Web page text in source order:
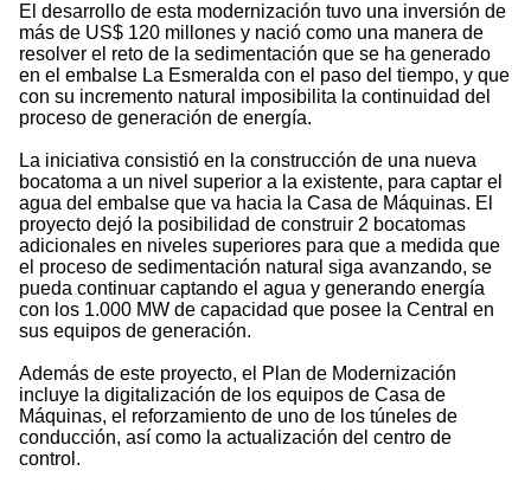
El desarrollo de esta modernización tuvo una inversión de
más de US$ 120 millones y nació como una manera de
resolver el reto de la sedimentación que se ha generado
en el embalse La Esmeralda con el paso del tiempo, y que
con su incremento natural imposibilita la continuidad del
proceso de generación de energía.
La iniciativa consistió en la construcción de una nueva
bocatoma a un nivel superior a la existente, para captar el
agua del embalse que va hacia la Casa de Máquinas. El
proyecto dejó la posibilidad de construir 2 bocatomas
adicionales en niveles superiores para que a medida que
el proceso de sedimentación natural siga avanzando, se
pueda continuar captando el agua y generando energía
con los 1.000 MW de capacidad que posee la Central en
sus equipos de generación.
Además de este proyecto, el Plan de Modernización
incluye la digitalización de los equipos de Casa de
Máquinas, el reforzamiento de uno de los túneles de
conducción, así como la actualización del centro de
control.